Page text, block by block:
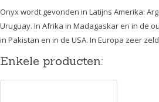
Onyx wordt gevonden in Latijns Amerika:
Uruguay. In Afrika in Madagaskar en in de
in Pakistan en in de USA. In Europa zeer
Enkele producten: